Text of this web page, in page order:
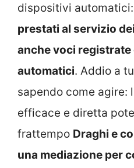
dispositivi automatici:
prestati al servizio
anche voci registrate
automatici. Addio a
sapendo come agire:
efficace e diretta
frattempo Draghi e
una mediazione per